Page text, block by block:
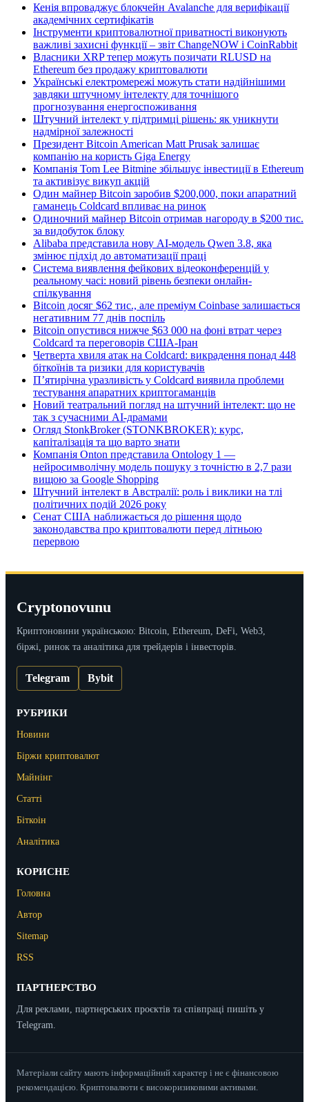
Кенія впроваджує блокчейн Avalanche для верифікації
академічних сертифікатів
Інструменти криптовалютної приватності виконують
важливі захисні функції – звіт ChangeNOW і CoinRabbit
Власники XRP тепер можуть позичати RLUSD на
Ethereum без продажу криптовалюти
Українські електромережі можуть стати надійнішими
завдяки штучному інтелекту для точнішого
прогнозування енергоспоживання
Штучний інтелект у підтримці рішень: як уникнути
надмірної залежності
Президент Bitcoin American Matt Prusak залишає
компанію на користь Giga Energy
Компанія Tom Lee Bitmine збільшує інвестиції в Ethereum
та активізує викуп акцій
Один майнер Bitcoin заробив $200,000, поки апаратний
гаманець Coldcard впливає на ринок
Одиночний майнер Bitcoin отримав нагороду в $200 тис.
за видобуток блоку
Alibaba представила нову AI-модель Qwen 3.8, яка
змінює підхід до автоматизації праці
Система виявлення фейкових відеоконференцій у
реальному часі: новий рівень безпеки онлайн-
спілкування
Bitcoin досяг $62 тис., але преміум Coinbase залишається
негативним 77 днів поспіль
Bitcoin опустився нижче $63 000 на фоні втрат через
Coldcard та переговорів США-Іран
Четверта хвиля атак на Coldcard: викрадення понад 448
біткоїнів та ризики для користувачів
П’ятирічна уразливість у Coldcard виявила проблеми
тестування апаратних криптогаманців
Новий театральний погляд на штучний інтелект: що не
так з сучасними AI-драмами
Огляд StonkBroker (STONKBROKER): курс,
капіталізація та що варто знати
Компанія Onton представила Ontology 1 —
нейросимволічну модель пошуку з точністю в 2,7 рази
вищою за Google Shopping
Штучний інтелект в Австралії: роль і виклики на тлі
політичних подій 2026 року
Сенат США наближається до рішення щодо
законодавства про криптовалюти перед літньою
перервою
Cryptonovunu
Криптоновини українською: Bitcoin, Ethereum, DeFi, Web3,
біржі, ринок та аналітика для трейдерів і інвесторів.
Telegram Bybit
РУБРИКИ
Новини
Біржи криптовалют
Майнінг
Статті
Біткоін
Аналітика
КОРИСНЕ
Головна
Автор
Sitemap
RSS
ПАРТНЕРСТВО
Для реклами, партнерських проєктів та співпраці пишіть у
Telegram.
Матеріали сайту мають інформаційний характер і не є фінансовою
рекомендацією. Криптовалюти є високоризиковими активами.